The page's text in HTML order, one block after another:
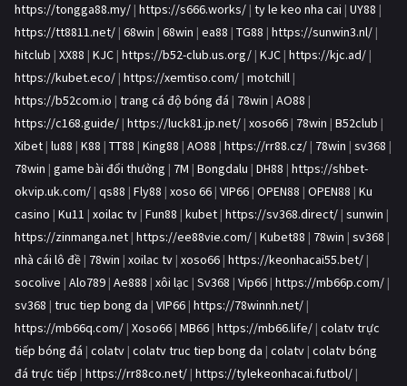
https://tongga88.my/ | https://s666.works/ | ty le keo nha cai | UY88 |
https://tt8811.net/ | 68win | 68win | ea88 | TG88 | https://sunwin3.nl/ |
hitclub | XX88 | KJC | https://b52-club.us.org/ | KJC | https://kjc.ad/ |
https://kubet.eco/ | https://xemtiso.com/ | motchill |
https://b52com.io | trang cá độ bóng đá | 78win | AO88 |
https://c168.guide/ | https://luck81.jp.net/ | xoso66 | 78win | B52club |
Xibet | lu88 | K88 | TT88 | King88 | AO88 | https://rr88.cz/ | 78win | sv368 |
78win | game bài đổi thưởng | 7M | Bongdalu | DH88 | https://shbet-
okvip.uk.com/ | qs88 | Fly88 | xoso 66 | VIP66 | OPEN88 | OPEN88 | Ku
casino | Ku11 | xoilac tv | Fun88 | kubet | https://sv368.direct/ | sunwin |
https://zinmanga.net | https://ee88vie.com/ | Kubet88 | 78win | sv368 |
nhà cái lô đề | 78win | xoilac tv | xoso66 | https://keonhacai55.bet/ |
socolive | Alo789 | Ae888 | xôi lạc | Sv368 | Vip66 | https://mb66p.com/ |
sv368 | truc tiep bong da | VIP66 | https://78winnh.net/ |
https://mb66q.com/ | Xoso66 | MB66 | https://mb66.life/ | colatv trực
tiếp bóng đá | colatv | colatv truc tiep bong da | colatv | colatv bóng
đá trực tiếp | https://rr88co.net/ | https://tylekeonhacai.futbol/ |